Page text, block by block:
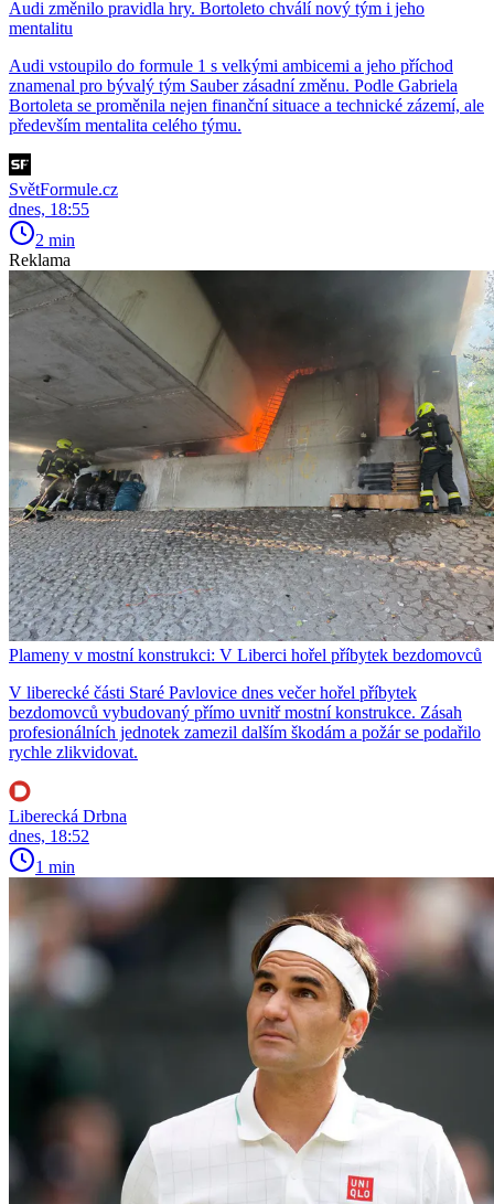
Audi změnilo pravidla hry. Bortoleto chválí nový tým i jeho
mentalitu
Audi vstoupilo do formule 1 s velkými ambicemi a jeho příchod
znamenal pro bývalý tým Sauber zásadní změnu. Podle Gabriela
Bortoleta se proměnila nejen finanční situace a technické zázemí, ale
především mentalita celého týmu.
SvětFormule.cz
dnes, 18:55
2 min
Reklama
Plameny v mostní konstrukci: V Liberci hořel příbytek bezdomovců
V liberecké části Staré Pavlovice dnes večer hořel příbytek
bezdomovců vybudovaný přímo uvnitř mostní konstrukce. Zásah
profesionálních jednotek zamezil dalším škodám a požár se podařilo
rychle zlikvidovat.
Liberecká Drbna
dnes, 18:52
1 min